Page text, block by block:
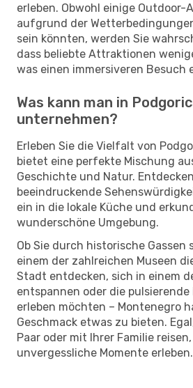
erleben. Obwohl einige Outdoor-
aufgrund der
sein könnten, werden Sie
dass beliebte Attraktionen
was einen immersiveren Besuch
Was kann man in
unternehmen?
Erleben Sie die Vielfalt von
bietet eine perfekte Mischung
Geschichte und Natur.
beeindruckende
ein in die lokale Küche und
wunderschöne Umgebung.
Ob Sie durch historische Gassen
einem der zahlreichen Museen
Stadt entdecken, sich in einem
entspannen oder die
erleben möchten – Montenegro
Geschmack etwas zu bieten.
Paar oder mit Ihrer Familie
unvergessliche Momente erleben.